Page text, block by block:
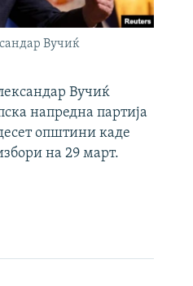
Вучиќ
Вучиќ
напредна партија
општини каде
на 29 март.